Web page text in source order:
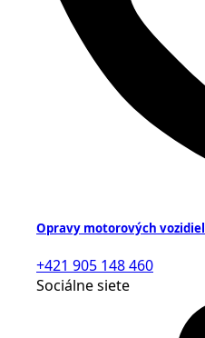
Opravy motorových vozidiel
+421 905 148 460
Sociálne siete